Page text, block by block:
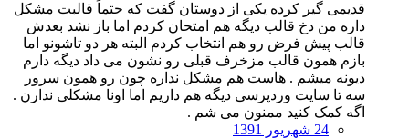
قدیمی گیر کرده یکی از دوستان گفت که حتماً قالبت مشکل
داره من دخ قالب دیگه هم امتحان کردم اما باز نشد بعدش
قالب پیش فرض رو هم انتخاب کردم البته هر دو تاشونو اما
بازم همون قالب مزخرف قبلی رو نشون می داد دیگه دارم
دیونه میشم . هاست هم مشکل نداره چون رو همون سرور
سه تا سایت وردپرسی دیگه هم داریم اما اونا مشکلی ندارن .
اگه کمک کنید ممنون می شم .
24 شهریور 1391